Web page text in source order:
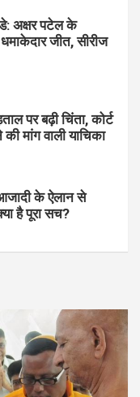
अक्षर पटेल के
जीत, सीरीज
पर बढ़ी चिंता, कोर्ट
मांग वाली याचिका
के ऐलान से
है पूरा सच?